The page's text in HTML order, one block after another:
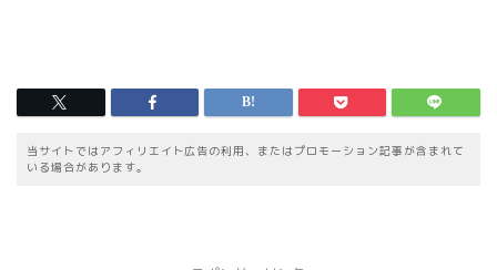
当サイトではアフィリエイト広告の利用、またはプロモーション記事が含まれて
いる場合があります。